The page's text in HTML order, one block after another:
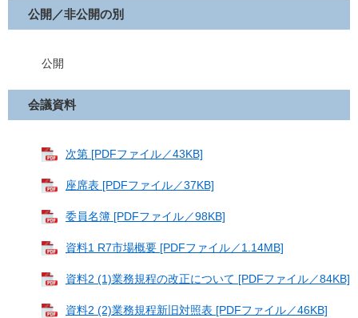
公開／非公開の別
公開
会議資料
次第 [PDFファイル／43KB]
座席表 [PDFファイル／37KB]
委員名簿 [PDFファイル／98KB]
資料1 R7市場概要 [PDFファイル／1.14MB]
資料2 (1)業務規程の改正について [PDFファイル／84KB]
資料2 (2)業務規程新旧対照表 [PDFファイル／46KB]